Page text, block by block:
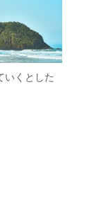
いくとした